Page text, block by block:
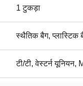
1 टुकड़ा
स्थैतिक बैग, प्लास्टिक
टी/टी, वेस्टर्न